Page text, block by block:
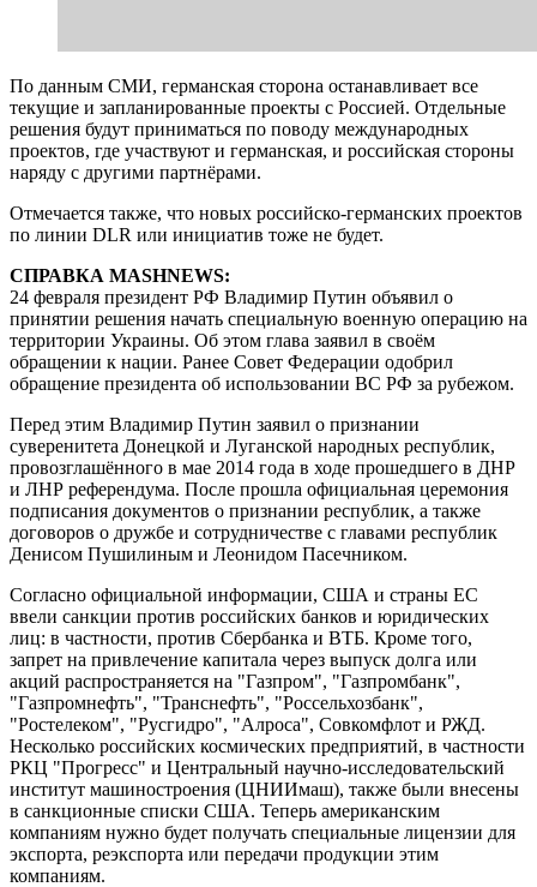
По данным СМИ, германская сторона останавливает все
текущие и запланированные проекты с Россией. Отдельные
решения будут приниматься по поводу международных
проектов, где участвуют и германская, и российская стороны
наряду с другими партнёрами.
Отмечается также, что новых российско-германских проектов
по линии DLR или инициатив тоже не будет.
СПРАВКА MASHNEWS:
24 февраля президент РФ Владимир Путин объявил о
принятии решения начать специальную военную операцию на
территории Украины. Об этом глава заявил в своём
обращении к нации. Ранее Совет Федерации одобрил
обращение президента об использовании ВС РФ за рубежом.
Перед этим Владимир Путин заявил о признании
суверенитета Донецкой и Луганской народных республик,
провозглашённого в мае 2014 года в ходе прошедшего в ДНР
и ЛНР референдума. После прошла официальная церемония
подписания документов о признании республик, а также
договоров о дружбе и сотрудничестве с главами республик
Денисом Пушилиным и Леонидом Пасечником.
Согласно официальной информации, США и страны ЕС
ввели санкции против российских банков и юридических
лиц: в частности, против Сбербанка и ВТБ. Кроме того,
запрет на привлечение капитала через выпуск долга или
акций распространяется на "Газпром", "Газпромбанк",
"Газпромнефть", "Транснефть", "Россельхозбанк",
"Ростелеком", "Русгидро", "Алроса", Совкомфлот и РЖД.
Несколько российских космических предприятий, в частности
РКЦ "Прогресс" и Центральный научно-исследовательский
институт машиностроения (ЦНИИмаш), также были внесены
в санкционные списки США. Теперь американским
компаниям нужно будет получать специальные лицензии для
экспорта, реэкспорта или передачи продукции этим
компаниям.